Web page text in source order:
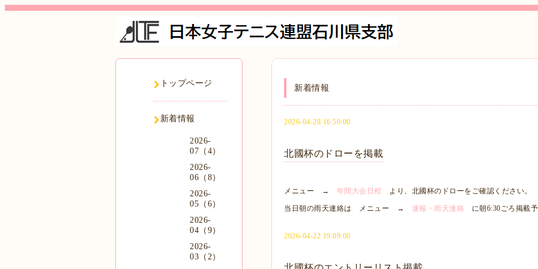
新着情報
2026-04-28 16:50:00
北國杯のドローを掲載
メニュー → 年間大会日程 より、北國杯のドローをご確認ください。
当日朝の雨天連絡は メニュー → 速報・雨天連絡 に朝6:30ごろ掲載
2026-04-22 19:09:00
トップページ
新着情報
2026-
07（4）
2026-
06（8）
2026-
05（6）
2026-
04（9）
2026-
03（2）